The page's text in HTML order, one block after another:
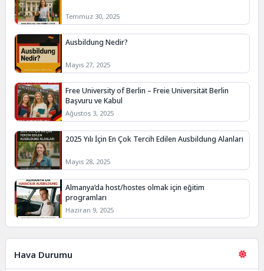
Temmuz 30, 2025
Ausbildung Nedir?
Mayıs 27, 2025
Free University of Berlin – Freie Universität Berlin
Başvuru ve Kabul
Ağustos 3, 2025
2025 Yılı İçin En Çok Tercih Edilen Ausbildung Alanları
Mayıs 28, 2025
Almanya’da host/hostes olmak için eğitim
programları
Haziran 9, 2025
Hava Durumu